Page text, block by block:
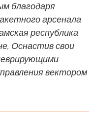
благодаря
арсенала
республика
Оснастив свои
вектором